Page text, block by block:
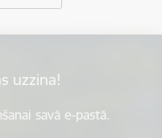
uzzina!
savā e-pastā.